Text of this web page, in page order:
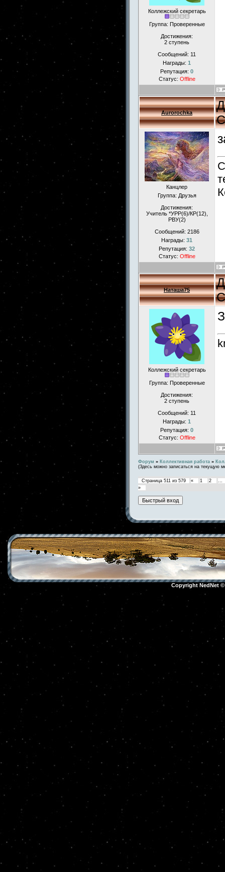
Коллежский секретарь
Группа: Проверенные
Достижения:
2 ступень
Сообщений: 11
Награды: 1
Репутация: 0
Статус: Offline
Aurorochka
Канцлер
Группа: Друзья
Достижения:
Учитель *УРР(6)/КР(12),
РВУ(2)
Сообщений: 2186
Награды: 31
Репутация: 32
Статус: Offline
Наташа75
Коллежский секретарь
Группа: Проверенные
Достижения:
2 ступень
Сообщений: 11
Награды: 1
Репутация: 0
Статус: Offline
Форум » Коллективная работа »
(Здесь можно записаться на текущую
Страница 511 из 579 « 1 2
…
»
Copyright NedNet